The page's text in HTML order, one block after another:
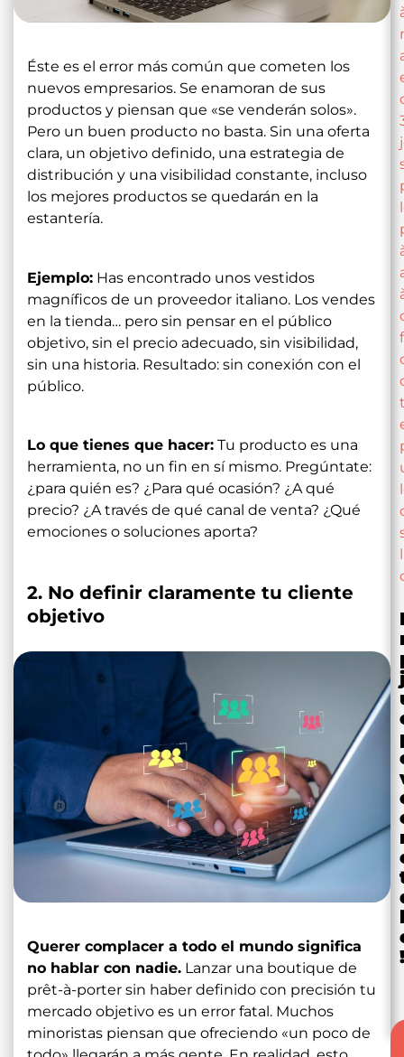
Éste es el error más común que cometen los
nuevos empresarios. Se enamoran de sus
productos y piensan que «se venderán solos».
Pero un buen producto no basta. Sin una oferta
clara, un objetivo definido, una estrategia de
distribución y una visibilidad constante, incluso
los mejores productos se quedarán en la
estantería.
Ejemplo: Has encontrado unos vestidos
magníficos de un proveedor italiano. Los vendes
en la tienda… pero sin pensar en el público
objetivo, sin el precio adecuado, sin visibilidad,
sin una historia. Resultado: sin conexión con el
público.
Lo que tienes que hacer: Tu producto es una
herramienta, no un fin en sí mismo. Pregúntate:
¿para quién es? ¿Para qué ocasión? ¿A qué
precio? ¿A través de qué canal de venta? ¿Qué
emociones o soluciones aporta?
2. No definir claramente tu cliente
objetivo
Querer complacer a todo el mundo significa
no hablar con nadie. Lanzar una boutique de
prêt-à-porter sin haber definido con precisión tu
mercado objetivo es un error fatal. Muchos
minoristas piensan que ofreciendo «un poco de
!